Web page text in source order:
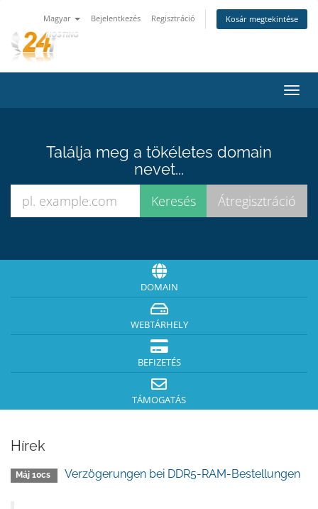
Magyar Bejelentkezés Regisztráció Kosár megtekintése
a
Találja meg a tökéletes domain
nevet...
DOMAIN
WEBTÁRHELY
BEFIZETÉS
TÁMOGATÁS
Hírek
Máj 10cs Verzögerungen bei DDR5-RAM-Bestellungen